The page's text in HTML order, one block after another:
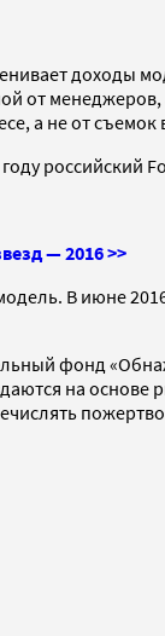
доходы
от менеджеров,
а не от съемок
российский
— 2016 >>
В июне
фонд
на основе